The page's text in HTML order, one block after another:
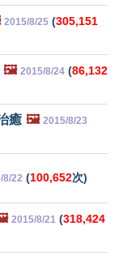
2015/8/25 (305,151
🖼️ 2015/8/24 (86,132
癒 🖼️ 2015/8/23
8/22 (100,652次)
2015/8/21 (318,424